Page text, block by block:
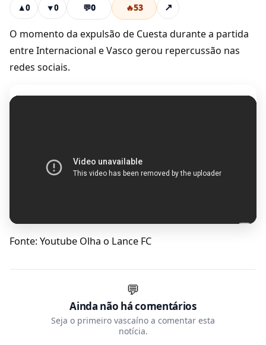
▲0 ▼0 💬0 🔥53 ↗
O momento da expulsão de Cuesta durante a partida
entre Internacional e Vasco gerou repercussão nas
redes sociais.
Fonte: Youtube Olha o Lance FC
💬
Ainda não há comentários
Seja o primeiro vascaíno a comentar esta
notícia.